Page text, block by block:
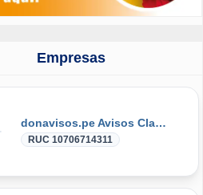
Empresas
donavisos.pe Avisos Clasificados
RUC 10706714311